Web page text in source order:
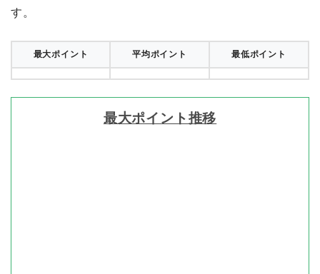
す。
最大ポイント 平均ポイント 最低ポイント
最大ポイント推移